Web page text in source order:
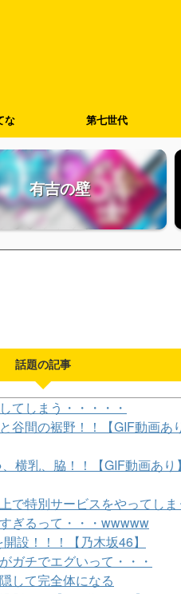
な 第七世代
有吉の壁
話題の記事
てしまう・・・・・
間の裾野！！【GIF動画あ
乳、脇！！【GIF動画あり】
で特別サービスをやってし
ぎるって・・・wwwww
設！！！【乃木坂46】
ガチでエグいって・・・
して完全体になる